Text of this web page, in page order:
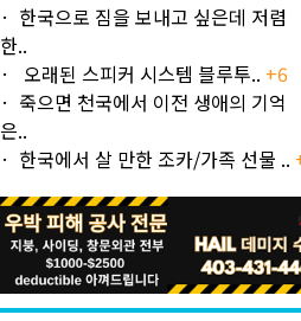
한국으로 짐을 보내고 싶은데 저렴
한..
오래된 스피커 시스템 블루투.. +6
죽으면 천국에서 이전 생애의 기억
은..
한국에서 살 만한 조카/가족 선물 ..